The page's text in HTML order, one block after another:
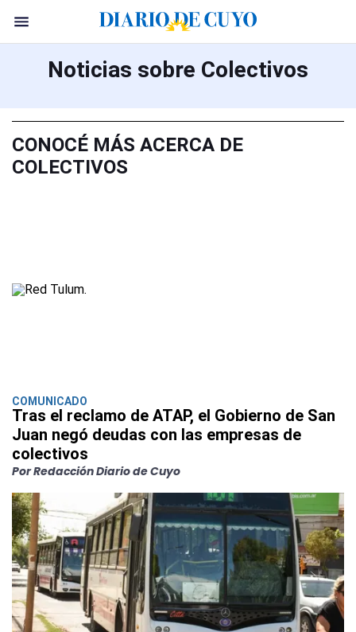
Noticias sobre Colectivos
CONOCÉ MÁS ACERCA DE
COLECTIVOS
COMUNICADO
Tras el reclamo de ATAP, el Gobierno de San
Juan negó deudas con las empresas de
colectivos
Por Redacción Diario de Cuyo